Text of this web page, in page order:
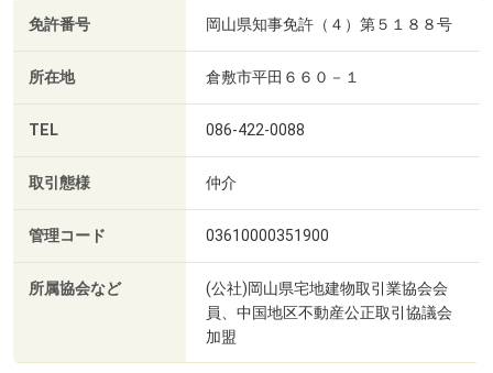
免許番号 岡山県知事免許（４）第５１８８号
所在地 倉敷市平田６６０－１
TEL 086-422-0088
取引態様 仲介
管理コード 03610000351900
所属協会など
(公社)岡山県宅地建物取引業協会会
員、中国地区不動産公正取引協議会
加盟